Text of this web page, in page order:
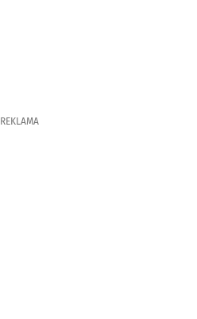
REKLAMA